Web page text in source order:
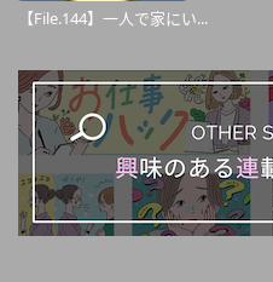
【File.144】一人で家にい...